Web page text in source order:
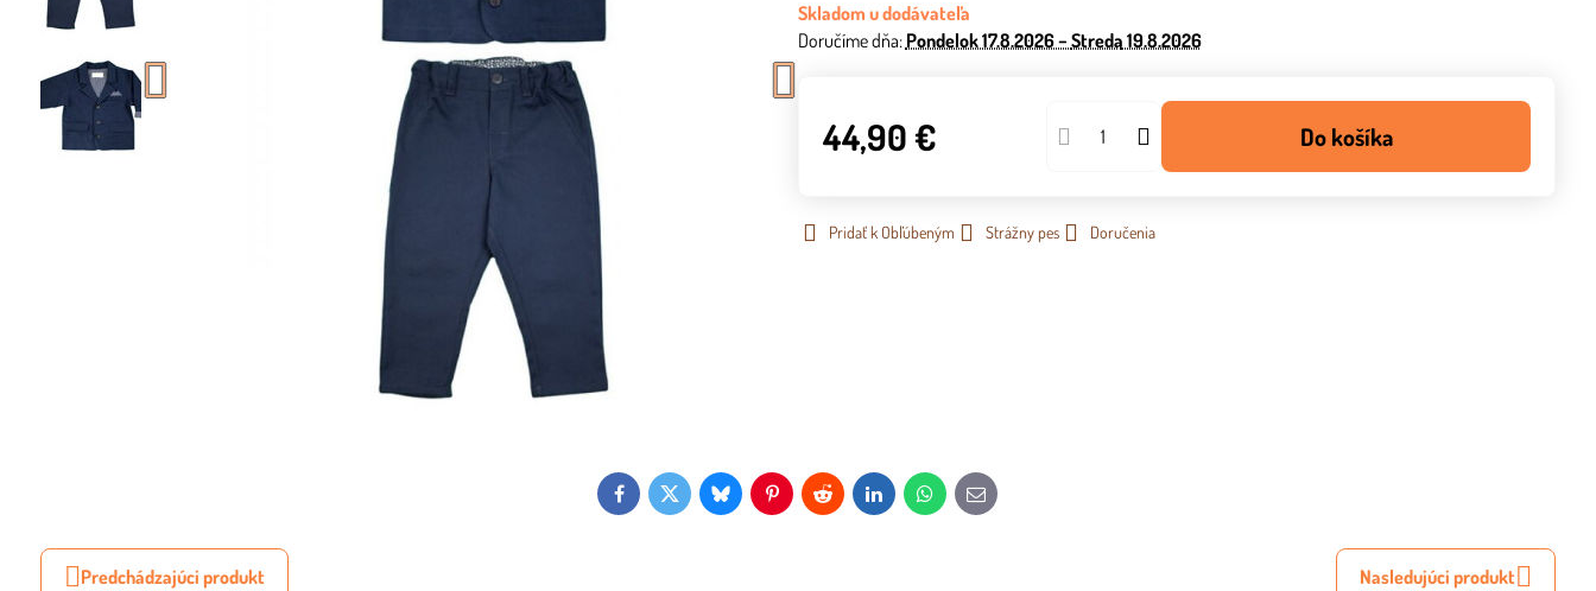
Skladom u dodávateľa
Doručíme dňa: Pondelok17.8.2026 − Streda 19.8.2026
44,90 € Do košíka
Pridať k Obľúbeným Strážny pes Doručenia
FacebookTwitterBlueskyPinterestReddit LinkedInWhatsApp
E-
mail
Predchádzajúci produkt Nasledujúci produkt